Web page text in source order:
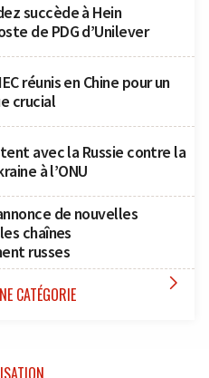
succède à Hein
de PDG d’Unilever
réunis en Chine pour un
crucial
avec la Russie contre la
à l’ONU
de nouvelles
chaînes
russes
CATÉGORIE 